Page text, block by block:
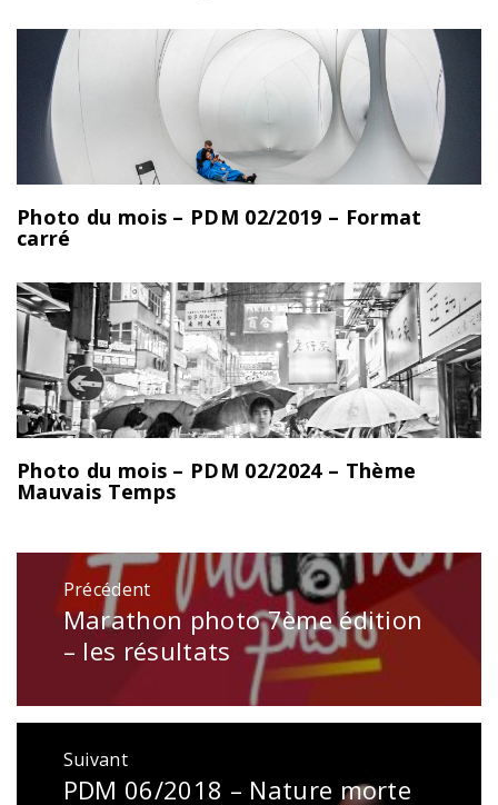
Photo du mois – PDM 02/2019 – Format
carré
Photo du mois – PDM 02/2024 – Thème
Mauvais Temps
Navigation
l’article
Précédent
Publication
précédente
Marathon photo 7ème édition
– les résultats
Suivant
Publication
PDM 06/2018 – Nature morte